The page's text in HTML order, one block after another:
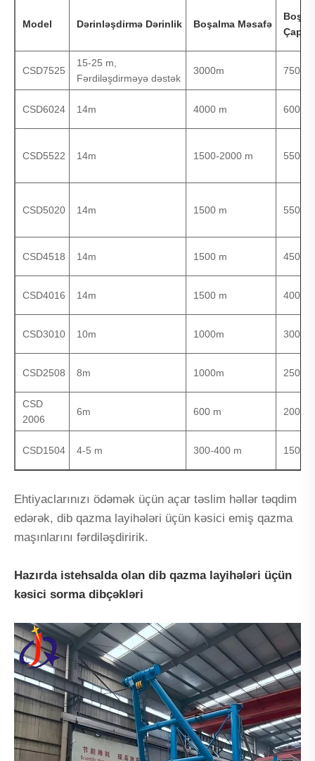
Model Dərinləşdirmə Dərinlik Boşalma Məsafə
Çapı.
CSD7525
15-25 m,
Fərdiləşdirməyə dəstək
3000m 750
CSD6024 14m 4000 m 600
CSD5522 14m 1500-2000 m 550
CSD5020 14m 1500 m 550
CSD4518 14m 1500 m 450
CSD4016 14m 1500 m 400
CSD3010 10m 1000m 300
CSD2508 8m 1000m 250
CSD
2006
6m 600 m 200
CSD1504 4-5 m 300-400 m 150
Ehtiyaclarınızı ödəmək üçün açar təslim həllər təqdim
edərək, dib qazma layihələri üçün kəsici emiş qazma
maşınlarını fərdiləşdiririk.
Hazırda istehsalda olan dib qazma layihələri üçün
kəsici sorma dibçəkləri